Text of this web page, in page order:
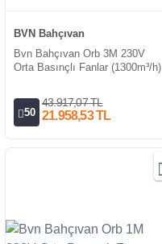
BVN Bahçıvan
Bvn Bahçıvan Orb 3M 230V
Orta Basınçlı Fanlar (1300m³/h)
50
43.917,07 TL
21.958,53 TL